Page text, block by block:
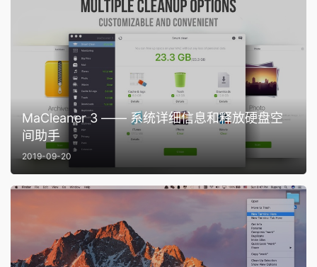
MaCleaner 3 —— 系统详细信息和释放硬盘空
间助手
2019-09-20